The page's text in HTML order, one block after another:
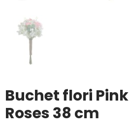
Buchet flori Pink
Roses 38 cm